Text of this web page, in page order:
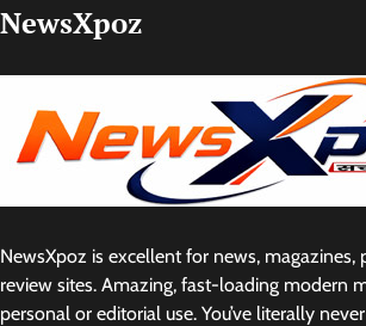
NewsXpoz
NewsXpoz is excellent for news, magazines,
review sites. Amazing, fast-loading modern
personal or editorial use. You’ve literally